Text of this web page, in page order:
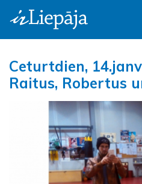
Ceturtdien,
Raitus, Robertus